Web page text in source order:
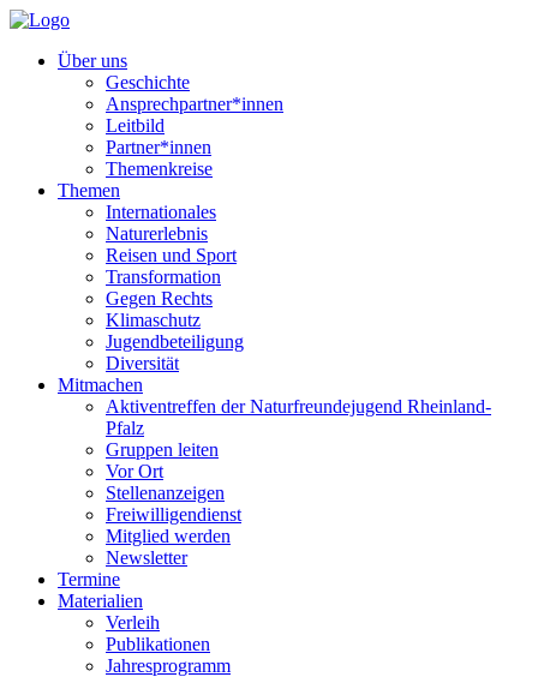
Über uns
Geschichte
Ansprechpartner*innen
Leitbild
Partner*innen
Themenkreise
Themen
Internationales
Naturerlebnis
Reisen und Sport
Transformation
Gegen Rechts
Klimaschutz
Jugendbeteiligung
Diversität
Mitmachen
Aktiventreffen der Naturfreundejugend Rheinland-
Pfalz
Gruppen leiten
Vor Ort
Stellenanzeigen
Freiwilligendienst
Mitglied werden
Newsletter
Termine
Materialien
Verleih
Publikationen
Jahresprogramm